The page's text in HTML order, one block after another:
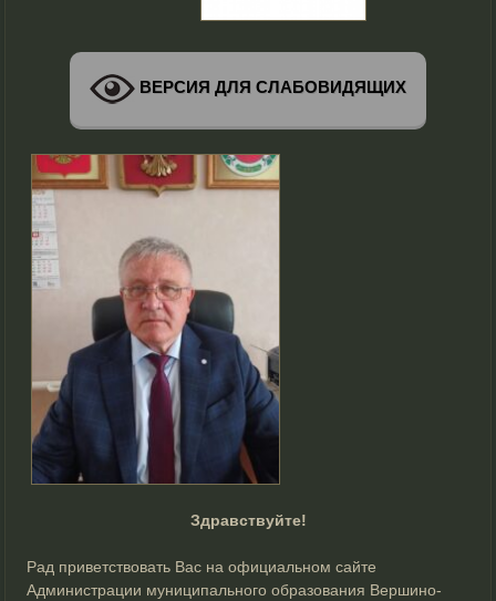
ВЕРСИЯ ДЛЯ СЛАБОВИДЯЩИХ
Здравствуйте!
Рад приветствовать Вас на официальном сайте
Администрации муниципального образования Вершино-